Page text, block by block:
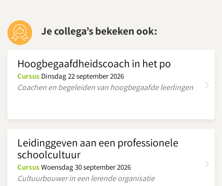
Download routebeschrijving
Je collega’s bekeken ook:
Hoogbegaafdheidscoach in het po
Cursus Dinsdag 22 september 2026
Coachen en begeleiden van hoogbegaafde leerlingen
Leidinggeven aan een professionele
schoolcultuur
CursusWoensdag 30 september 2026
Cultuurbouwer in een lerende organisatie